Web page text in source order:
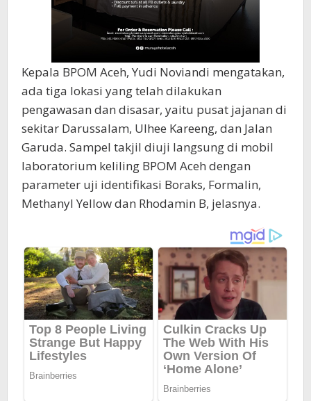
Kepala BPOM Aceh, Yudi Noviandi mengatakan,
ada tiga lokasi yang telah dilakukan
pengawasan dan disasar, yaitu pusat jajanan di
sekitar Darussalam, Ulhee Kareeng, dan Jalan
Garuda. Sampel takjil diuji langsung di mobil
laboratorium keliling BPOM Aceh dengan
parameter uji identifikasi Boraks, Formalin,
Methanyl Yellow dan Rhodamin B, jelasnya.